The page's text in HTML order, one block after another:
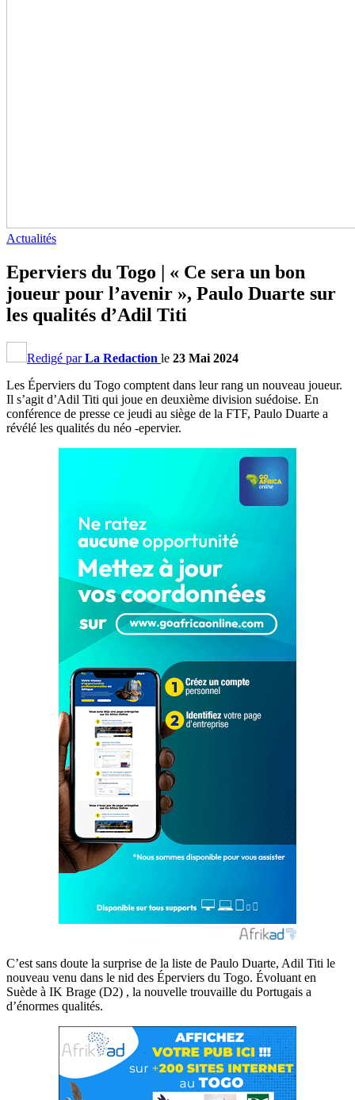
Actualités
Eperviers du Togo | « Ce sera un bon
joueur pour l’avenir », Paulo Duarte sur
les qualités d’Adil Titi
Redigé parLa Redaction le 23 Mai 2024
Les Éperviers du Togo comptent dans leur rang un nouveau joueur.
Il s’agit d’Adil Titi qui joue en deuxième division suédoise. En
conférence de presse ce jeudi au siège de la FTF, Paulo Duarte a
révélé les qualités du néo -epervier.
C’est sans doute la surprise de la liste de Paulo Duarte, Adil Titi le
nouveau venu dans le nid des Éperviers du Togo. Évoluant en
Suède à IK Brage (D2) , la nouvelle trouvaille du Portugais a
d’énormes qualités.